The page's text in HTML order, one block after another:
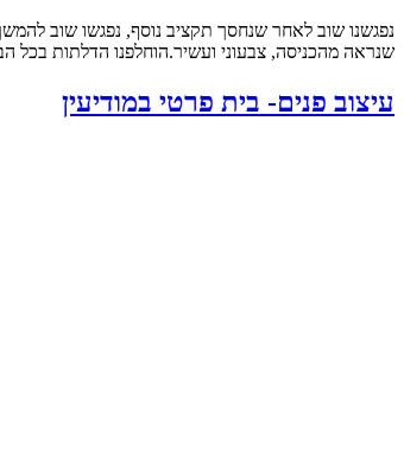
נפגשנו שוב לאחר שנחסך תקציב נוסף, נפגשו שוב
שנראה מהכניסה, צבעוני ועשיר.הוחלפנו הדלתות בכל
עיצוב פנים- בית פרטי במודיעין